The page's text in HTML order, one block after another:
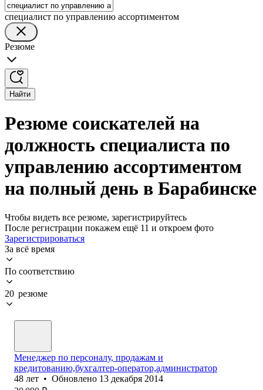
специалист по управлению ассортиментом
Резюме
Найти
Резюме соискателей на
должность специалиста по
управлению ассортиментом
на полный день в Барабинске
Чтобы видеть все резюме, зарегистрируйтесь
После регистрации покажем ещё 11 и откроем фото
Зарегистрироваться
За всё время
По соответствию
20 резюме
Менеджер по персоналу, продажам и
кредитованию,бухгалтер-оператор,администратор
48 лет • Обновлено 13 декабря 2014